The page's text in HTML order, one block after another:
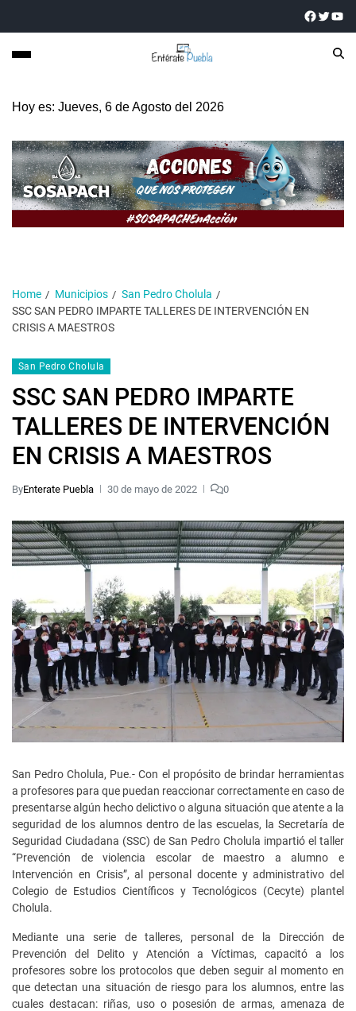
Hoy es: Jueves, 6 de Agosto del 2026
Home Municipios
San Pedro Cholula
SSC SAN PEDRO IMPARTE TALLERES DE INTERVENCIÓN EN
CRISIS A MAESTROS
San Pedro Cholula
SSC SAN PEDRO IMPARTE
TALLERES DE INTERVENCIÓN
EN CRISIS A MAESTROS
ByEnterate Puebla 30 de mayo de 2022 0
San Pedro Cholula, Pue.- Con el propósito de brindar herramientas
a profesores para que puedan reaccionar correctamente en caso de
presentarse algún hecho delictivo o alguna situación que atente a la
seguridad de los alumnos dentro de las escuelas, la Secretaría de
Seguridad Ciudadana (SSC) de San Pedro Cholula impartió el taller
“Prevención de violencia escolar de maestro a alumno e
Intervención en Crisis”, al personal docente y administrativo del
Colegio de Estudios Científicos y Tecnológicos (Cecyte) plantel
Cholula.
Mediante una serie de talleres, personal de la Dirección de
Prevención del Delito y Atención a Víctimas, capacitó a los
profesores sobre los protocolos que deben seguir al momento en
que detectan una situación de riesgo para los alumnos, entre las
cuales destacan: riñas, uso o posesión de armas, amenaza de